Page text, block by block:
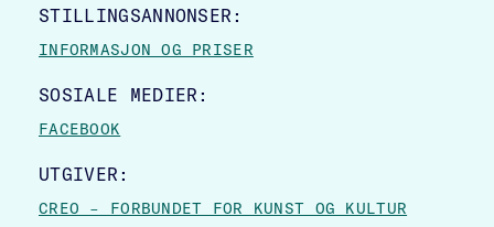
STILLINGSANNONSER:
INFORMASJON OG PRISER
SOSIALE MEDIER:
FACEBOOK
UTGIVER:
CREO – FORBUNDET FOR KUNST OG KULTUR